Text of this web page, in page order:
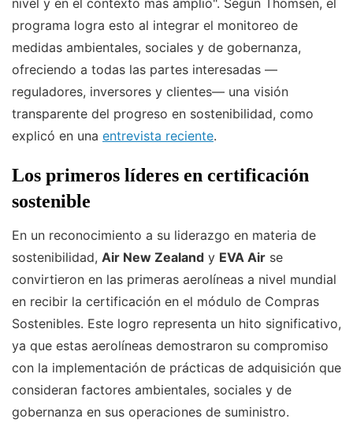
nivel y en el contexto más amplio". Según Thomsen, el
programa logra esto al integrar el monitoreo de
medidas ambientales, sociales y de gobernanza,
ofreciendo a todas las partes interesadas —
reguladores, inversores y clientes— una visión
transparente del progreso en sostenibilidad, como
explicó en una entrevista reciente.
Los primeros líderes en certificación
sostenible
En un reconocimiento a su liderazgo en materia de
sostenibilidad, Air New Zealand y EVA Air se
convirtieron en las primeras aerolíneas a nivel mundial
en recibir la certificación en el módulo de Compras
Sostenibles. Este logro representa un hito significativo,
ya que estas aerolíneas demostraron su compromiso
con la implementación de prácticas de adquisición que
consideran factores ambientales, sociales y de
gobernanza en sus operaciones de suministro.